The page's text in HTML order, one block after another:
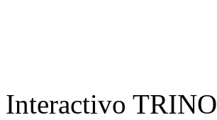
Interactivo TRINO